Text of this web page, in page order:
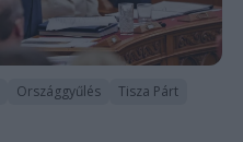
Országgyűlés
Tisza Párt